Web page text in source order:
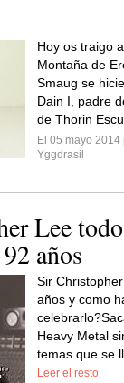
Hoy os traigo
Montaña de
Smaug se
Dain I, padre
de Thorin
El 05 mayo 2014
Yggdrasil
Lee
años
Sir
años y como
Heavy Metal
temas que se
Leer el resto